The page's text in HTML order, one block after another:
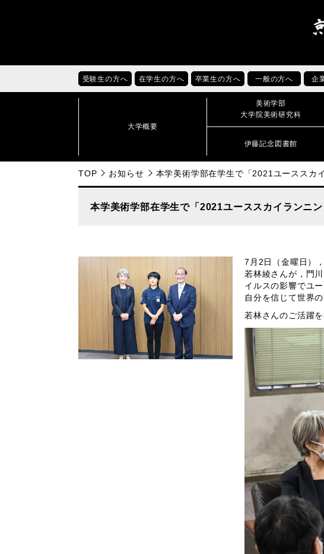
受験生の方へ 在学生の方へ 卒業生の方へ 一般の方へ 企
大学概要
美術学部
大学院美術研究科
伊藤記念図書館
TOP お知らせ 本学美術学部在学生で「2021ユーススカ
本学美術学部在学生で「2021ユーススカイランニ
7月2日（金曜日）
若林綾さんが，門
イルスの影響でユ
自分を信じて世界
若林さんのご活躍